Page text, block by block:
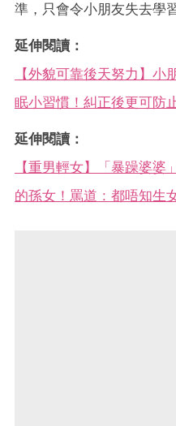
準，只會令小朋友失去學
延伸閱讀：
【外貌可靠後天努力】
眠小習慣！糾正後更可防
延伸閱讀：
【重男輕女】「暴躁婆
的孫女！罵道 : 都唔知生